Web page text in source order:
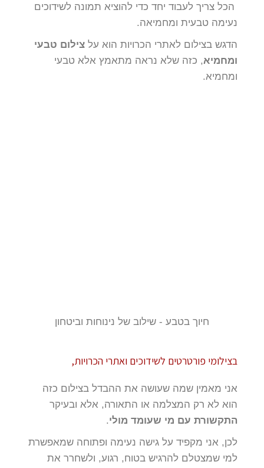
הכל צריך לעבוד יחד כדי להוציא תמונה לשידוכים
נעימה טבעית ומחמיאה.
הדגש בצילום לאתרי הכרויות הוא על צילום טבעי
ומחמיא, כזה שלא נראה מתאמץ אלא טבעי
ומחמיא.
חיוך בטבע - שילוב של נינוחות וביטחון
בצילומי פורטרטים לשידוכים ואתרי הכרויות,
אני מאמין שמה שעושה את ההבדל בצילום כזה
הוא לא רק המצלמה או התאורה, אלא ובעיקר
התקשורת עם מי שעומד מולי.
לכן, אני מקפיד על גישה נעימה ופתוחה שמאפשרת
למי שמצטלם להרגיש בטוח, רגוע, ולשחרר את